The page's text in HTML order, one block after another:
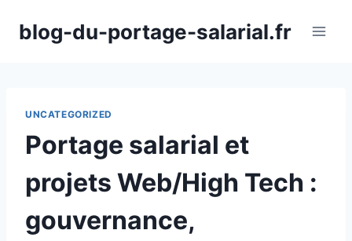
blog-du-portage-salarial.fr
UNCATEGORIZED
Portage salarial et
projets Web/High Tech :
gouvernance,